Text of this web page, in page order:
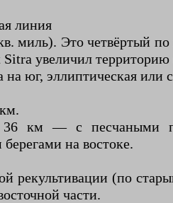
линия
миль). Это четвёртый по
увеличил
юг, эллиптическая или
36 км — с песчаными
на востоке.
рекультивации (по
части.